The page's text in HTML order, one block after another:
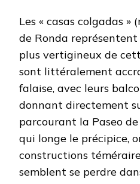
Les « casas colgadas »
de Ronda
plus vertigineux de
sont littéralement
falaise, avec leurs
donnant directement
parcourant la Paseo
qui longe le précipice,
constructions
semblent se perdre